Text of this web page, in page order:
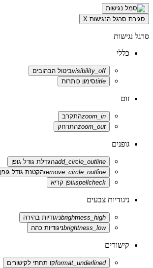
סגירת סרגל הנגישות X
סרגל נגישות
כללי
visibility_offביטול הבהובים
titleסימון כותרות
זום
zoom_inהתקרב
zoom_outהתרחק
גופנים
add_circle_outlineהגדלת גודל גופן
remove_circle_outlineהקטנת גודל גופן
spellcheckגופן קריא
ניגודיות צבעים
brightness_highניגודיות בהירה
brightness_lowניגודיות כהה
קישורים
format_underlinedקו תחתי לקישורים